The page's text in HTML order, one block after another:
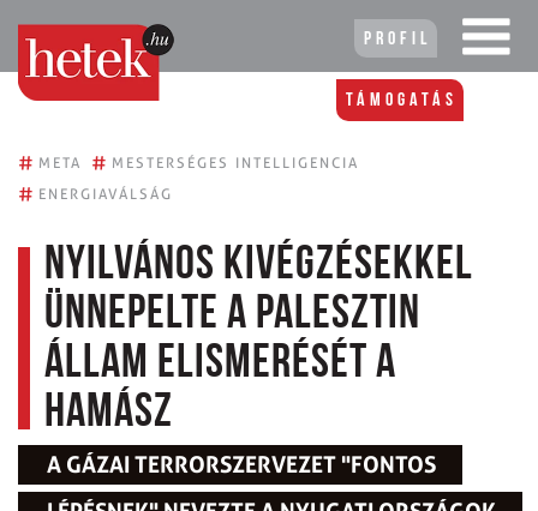
Profil
Támogatás
# META # MESTERSÉGES INTELLIGENCIA
# ENERGIAVÁLSÁG
Nyilvános kivégzésekkel
ünnepelte a palesztin
állam elismerését a
Hamász
A GÁZAI TERRORSZERVEZET "FONTOS